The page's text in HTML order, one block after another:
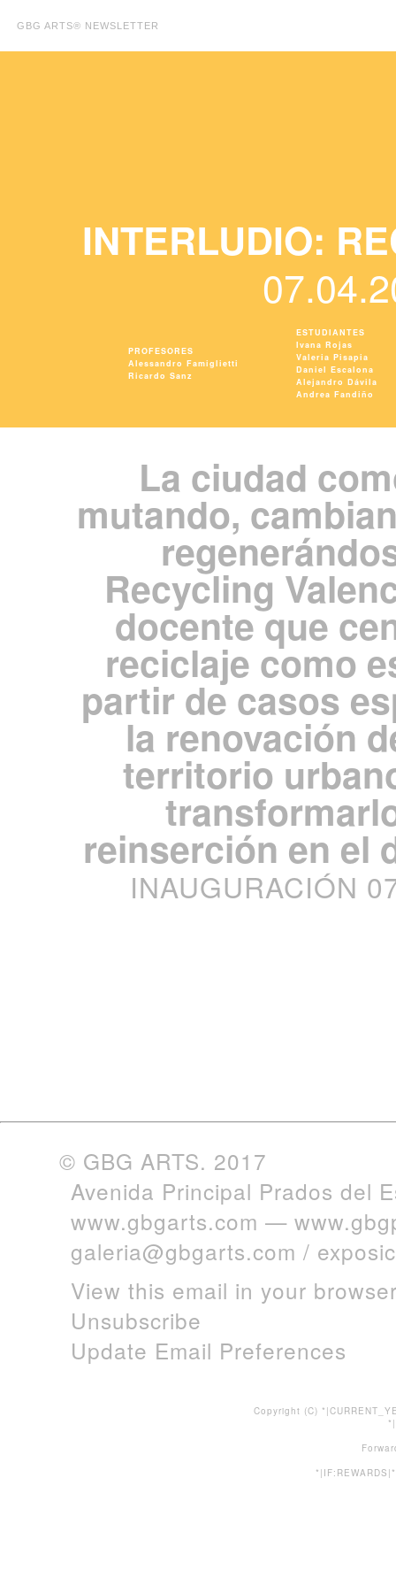
GBG ARTS® NEWSLETTER
INTERLUDIO:
PROFESORES
Alessandro Famiglietti
Ricardo Sanz
ESTUDIANTES
Ivana Rojas
Valeria Pisapia
Daniel Escalona
Alejandro Dávila
Andrea Fandiño
La ciudad
mutando,
Recycling
docente que
reciclaje como
partir de casos
la renovación
territorio
reinserción en el
INAUGURACIÓN
© GBG ARTS. 2017
Avenida Principal Prados del
www.gbgarts.com —
galeria@gbgarts.com /
View this email in your
Unsubscribe
Update Email Preferences
Copyright (C)